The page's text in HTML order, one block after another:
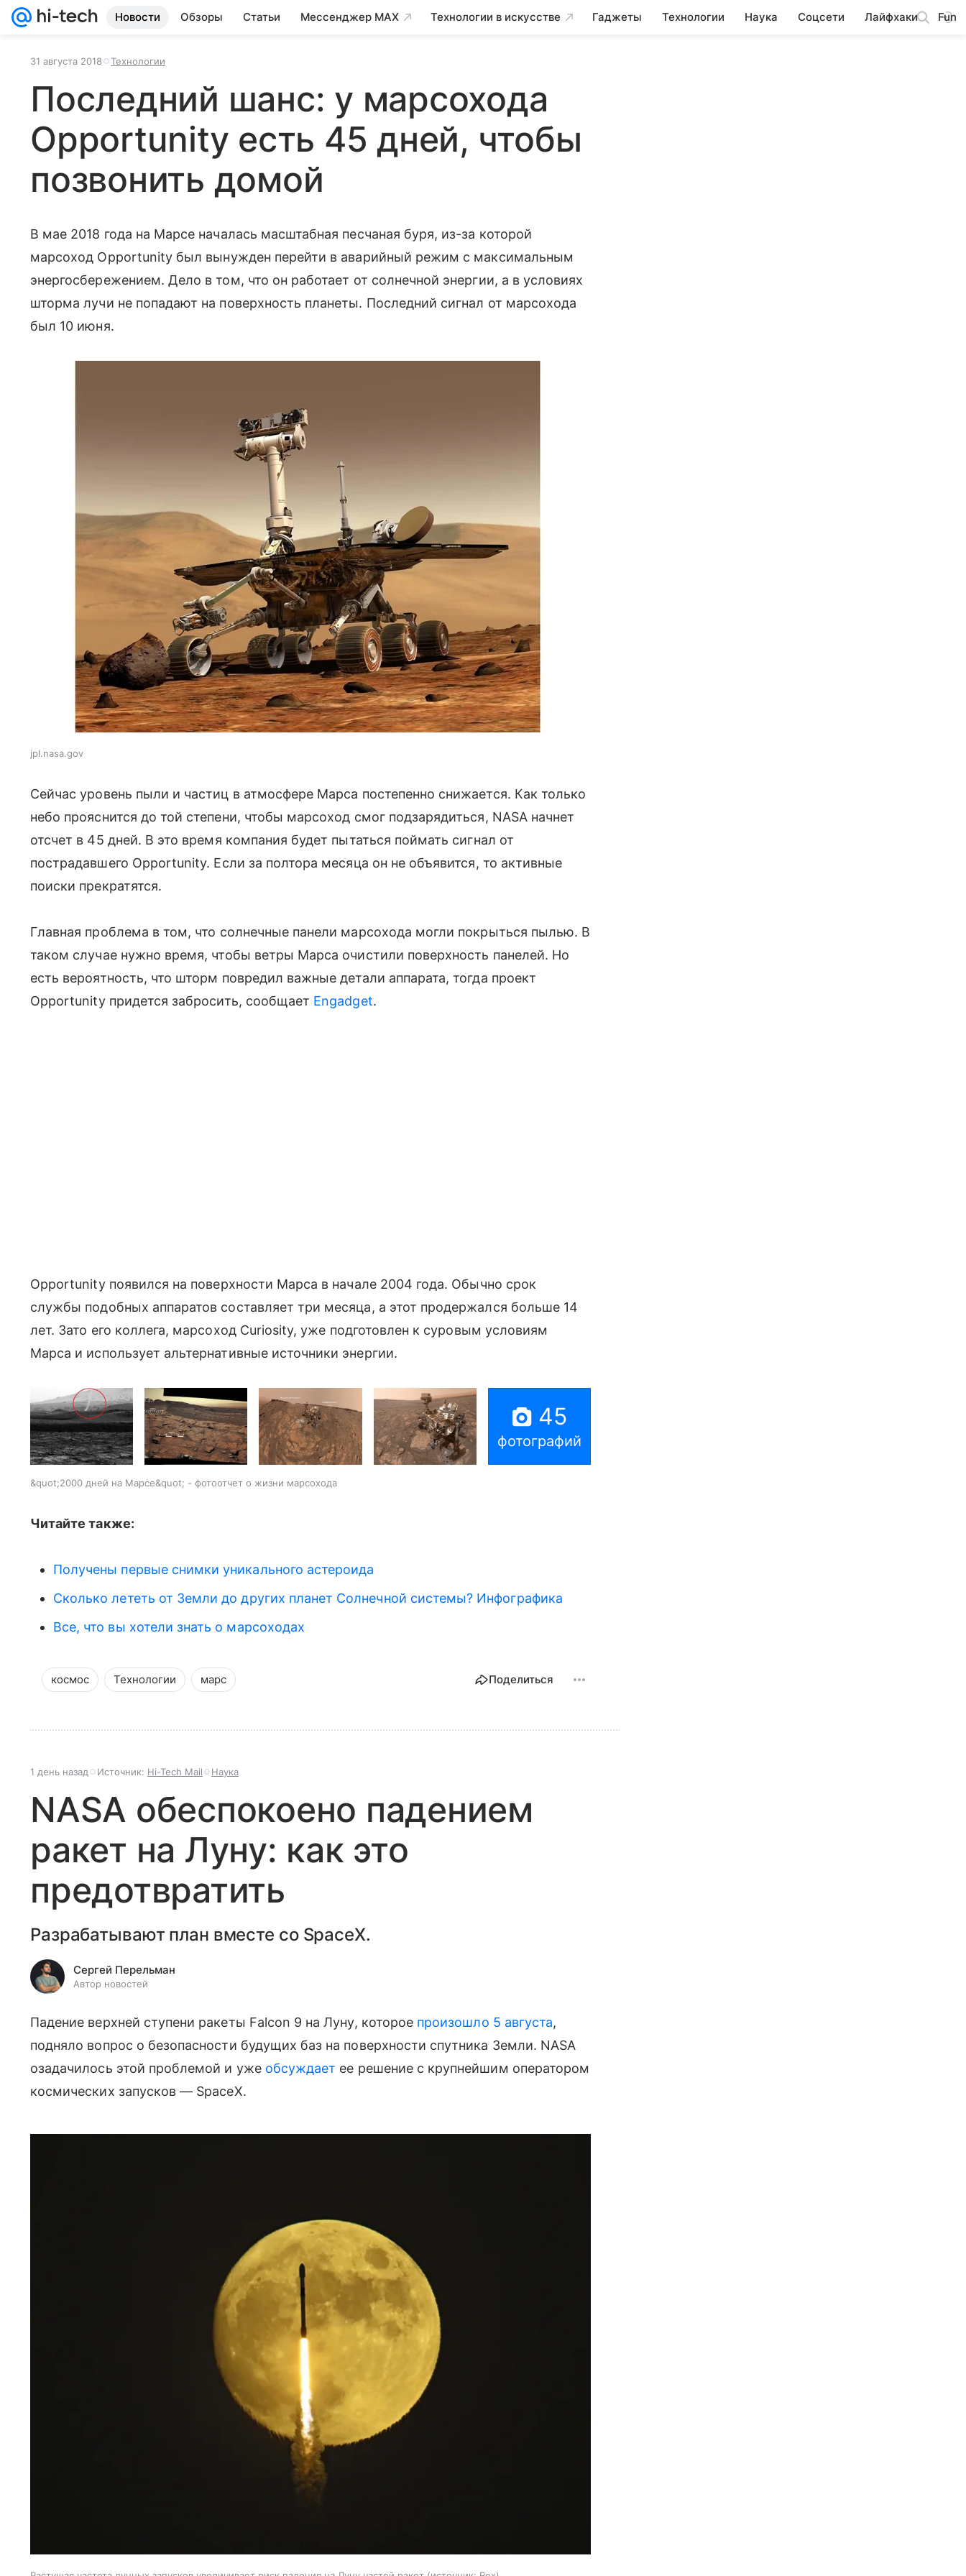
Новости Обзоры Статьи Мессенджер MAX Технологии в искусстве Гаджеты Технологии Наука Соцсети Лайфхаки Fun
31 августа 2018 Технологии
Последний шанс: у марсохода
Opportunity есть 45 дней, чтобы
позвонить домой
В мае 2018 года на Марсе началась масштабная песчаная буря, из-за которой
марсоход Opportunity был вынужден перейти в аварийный режим с максимальным
энергосбережением. Дело в том, что он работает от солнечной энергии, а в условиях
шторма лучи не попадают на поверхность планеты. Последний сигнал от марсохода
был 10 июня.
jpl.nasa.gov
Сейчас уровень пыли и частиц в атмосфере Марса постепенно снижается. Как только
небо прояснится до той степени, чтобы марсоход смог подзарядиться, NASA начнет
отсчет в 45 дней. В это время компания будет пытаться поймать сигнал от
пострадавшего Opportunity. Если за полтора месяца он не объявится, то активные
поиски прекратятся.
Главная проблема в том, что солнечные панели марсохода могли покрыться пылью. В
таком случае нужно время, чтобы ветры Марса очистили поверхность панелей. Но
есть вероятность, что шторм повредил важные детали аппарата, тогда проект
Opportunity придется забросить, сообщает Engadget.
Opportunity появился на поверхности Марса в начале 2004 года. Обычно срок
службы подобных аппаратов составляет три месяца, а этот продержался больше 14
лет. Зато его коллега, марсоход Curiosity, уже подготовлен к суровым условиям
Марса и использует альтернативные источники энергии.
45
фотографий
&quot;2000 дней на Марсе&quot; - фотоотчет о жизни марсохода
Читайте также:
Получены первые снимки уникального астероида
Сколько лететь от Земли до других планет Солнечной системы? Инфографика
Все, что вы хотели знать о марсоходах
космос Технологии марс Поделиться
1 день назад Источник: Hi-Tech Mail Наука
NASA обеспокоено падением
ракет на Луну: как это
предотвратить
Разрабатывают план вместе со SpaceX.
Сергей Перельман
Автор новостей
Падение верхней ступени ракеты Falcon 9 на Луну, которое произошло 5 августа,
подняло вопрос о безопасности будущих баз на поверхности спутника Земли. NASA
озадачилось этой проблемой и уже обсуждает ее решение с крупнейшим оператором
космических запусков — SpaceX.